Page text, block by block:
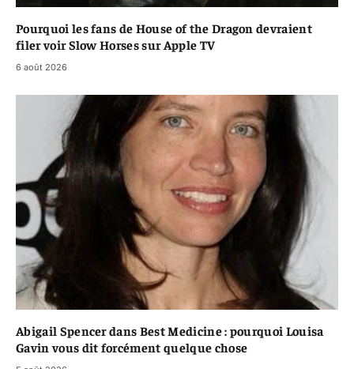
Pourquoi les fans de House of the Dragon devraient
filer voir Slow Horses sur Apple TV
6 août 2026
Abigail Spencer dans Best Medicine : pourquoi Louisa
Gavin vous dit forcément quelque chose